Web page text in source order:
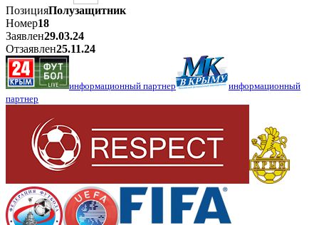
ПозицияПолузащитник
Номер18
Заявлен29.03.24
Отзаявлен25.11.24
информационный партнер
информационный
партнер